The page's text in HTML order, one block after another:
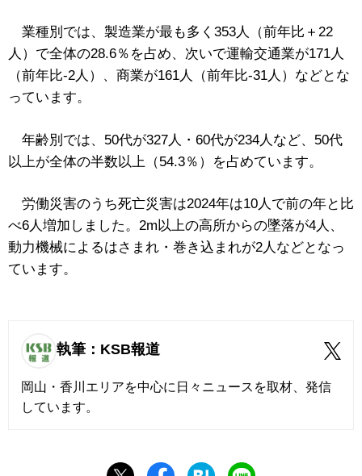
業種別では、製造業が最も多く353人（前年比＋22
人）で全体の28.6％を占め、次いで運輸交通業が171人
（前年比-2人）、商業が161人（前年比-31人）などとな
っています。
年齢別では、50代が327人・60代が234人など、50代
以上が全体の半数以上（54.3％）を占めています。
労働災害のうち死亡災害は2024年は10人で前の年と比
べ6人増加しました。2m以上の高所からの墜落が4人、
動力機械によるはさまれ・巻き込まれが2人などとなっ
ています。
執筆：KSB報道
岡山・香川エリアを中心に日々ニュースを取材、発信
しています。